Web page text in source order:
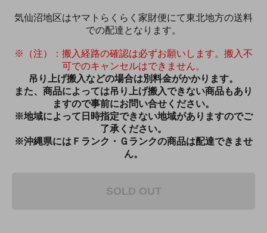
気仙沼地区はヤマトらくらく家財便にて東北地方の送料
での配達となります。
※（注）：搬入経路の確認は必ずお願いします。搬入不
可でのキャンセルはできません。
吊り上げ搬入などの場合は別料金がかかります。
また、商品によっては吊り上げ搬入できない商品もあり
ますので事前にお問い合せください。
※地域によって日時指定できない地域がありますのでご
了承ください。
※沖縄県にはＦランク・Ｇランクの商品は配達できませ
ん。
SOLD OUT